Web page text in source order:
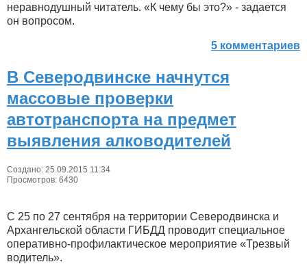
неравнодушный читатель. «К чему бы это?» - задается
он вопросом.
5 комментариев
В Северодвинске начнутся
массовые проверки
автотранспорта на предмет
выявления алководителей
Создано: 25.09.2015 11:34
Просмотров: 6430
С 25 по 27 сентября на территории Северодвинска и
Архангельской области ГИБДД проводит специальное
оперативно-профилактическое мероприятие «Трезвый
водитель».